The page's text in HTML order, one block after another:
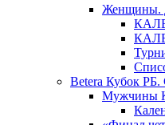
Женщины.
Betera Кубок РБ.
Мужчины